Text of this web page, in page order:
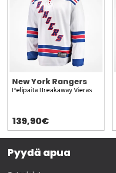
New York Rangers
Pelipaita Breakaway Vieras
139,90€
Pyydä apua